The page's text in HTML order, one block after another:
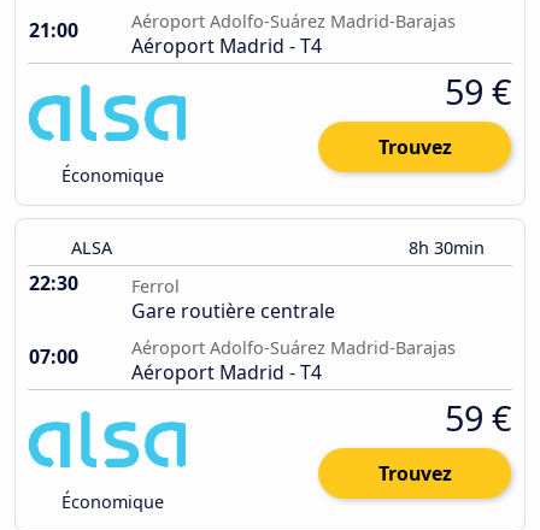
21:00
Aéroport Adolfo-Suárez Madrid-Barajas
Aéroport Madrid - T4
Économique
59 €
Trouvez
ALSA 8h 30min
22:30 Ferrol
Gare routière centrale
07:00
Aéroport Adolfo-Suárez Madrid-Barajas
Aéroport Madrid - T4
Économique
59 €
Trouvez